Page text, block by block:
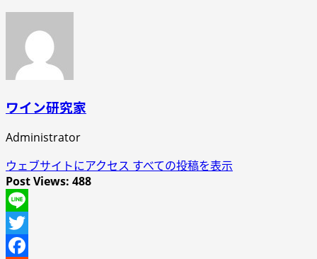
ワイン研究家
Administrator
ウェブサイトにアクセス すべての投稿を表示
Post Views: 488
Line
Twitter